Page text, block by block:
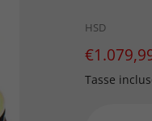
Brand
HSD
Prezzo
di
Prezzo
Tasse